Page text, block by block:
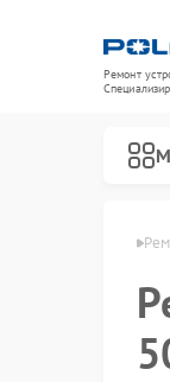
Ремонт
Polaris в Таганроге